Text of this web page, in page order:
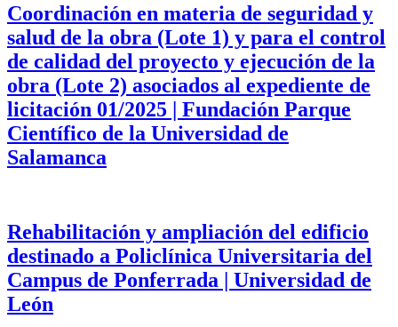
Coordinación en materia de seguridad y
salud de la obra (Lote 1) y para el control
de calidad del proyecto y ejecución de la
obra (Lote 2) asociados al expediente de
licitación 01/2025 | Fundación Parque
Científico de la Universidad de
Salamanca
Rehabilitación y ampliación del edificio
destinado a Policlínica Universitaria del
Campus de Ponferrada | Universidad de
León